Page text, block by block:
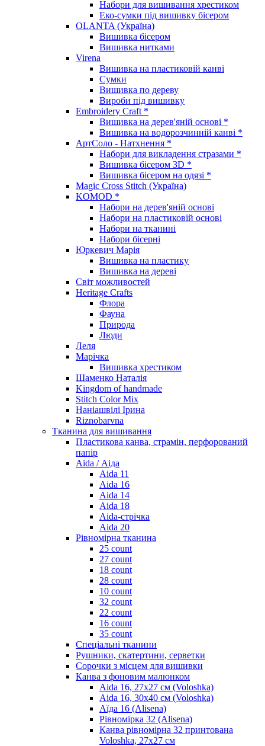
Набори для вишивання хрестиком
Еко-сумки під вишивку бісером
OLANTA (Україна)
Вишивка бісером
Вишивка нитками
Virena
Вишивка на пластиковій канві
Сумки
Вишивка по дереву
Вироби під вишивку
Embroidery Craft *
Вишивка на дерев'яній основі *
Вишивка на водорозчинній канві *
АртСоло - Натхнення *
Набори для викладення стразами *
Вишивка бісером 3D *
Вишивка бісером на одязі *
Magic Cross Stitch (Україна)
KOMOD *
Набори на дерев'яній основі
Набори на пластиковій основі
Набори на тканині
Набори бісерні
Юркевич Марія
Вишивка на пластику
Вишивка на дереві
Світ можливостей
Heritage Crafts
Флора
Фауна
Природа
Люди
Леля
Марічка
Вишивка хрестиком
Шаменко Наталія
Kingdom of handmade
Stitch Color Mix
Наніашвілі Ірина
Riznobarvna
Тканина для вишивання
Пластикова канва, страмін, перфорований
папір
Aida / Аіда
Aida 11
Aida 16
Aida 14
Aida 18
Aida-стрічка
Aida 20
Рівномірна тканина
25 count
27 count
18 count
28 count
10 count
32 count
22 count
16 count
35 count
Спеціальні тканини
Рушники, скатертини, серветки
Сорочки з місцем для вишивки
Канва з фоновим малюнком
Aida 16, 27х27 см (Voloshka)
Aida 16, 30х40 см (Voloshka)
Аїда 16 (Alisena)
Рівномірка 32 (Alisena)
Канва рівномірна 32 принтована
Voloshka, 27х27 см